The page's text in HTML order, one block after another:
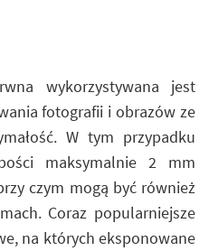
wykorzystywana jest
fotografii i obrazów ze
W tym przypadku
maksymalnie 2 mm
czym mogą być również
Coraz popularniejsze
na których eksponowane